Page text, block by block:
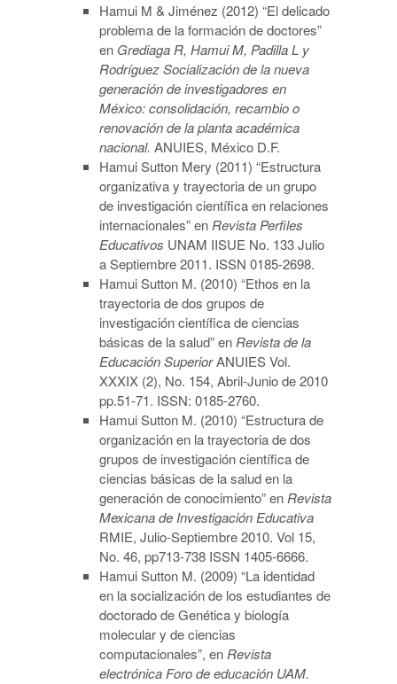
Hamui M & Jiménez (2012) “El delicado
problema de la formación de doctores”
en Grediaga R, Hamui M, Padilla L y
Rodríguez Socialización de la nueva
generación de investigadores en
México: consolidación, recambio o
renovación de la planta académica
nacional. ANUIES, México D.F.
Hamui Sutton Mery (2011) “Estructura
organizativa y trayectoria de un grupo
de investigación científica en relaciones
internacionales” en Revista Perfiles
Educativos UNAM IISUE No. 133 Julio
a Septiembre 2011. ISSN 0185-2698.
Hamui Sutton M. (2010) “Ethos en la
trayectoria de dos grupos de
investigación científica de ciencias
básicas de la salud” en Revista de la
Educación SuperiorANUIES Vol.
XXXIX (2), No. 154, Abril-Junio de 2010
pp.51-71. ISSN: 0185-2760.
Hamui Sutton M. (2010) “Estructura de
organización en la trayectoria de dos
grupos de investigación científica de
ciencias básicas de la salud en la
generación de conocimiento” en Revista
Mexicana de Investigación Educativa
RMIE, Julio-Septiembre 2010. Vol 15,
No. 46, pp713-738 ISSN 1405-6666.
Hamui Sutton M. (2009) “La identidad
en la socialización de los estudiantes de
doctorado de Genética y biología
molecular y de ciencias
computacionales”, en Revista
electrónica Foro de educación UAM.